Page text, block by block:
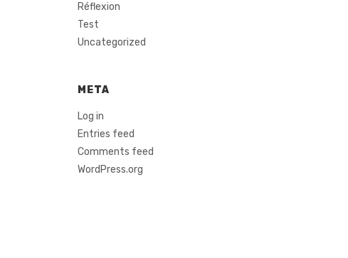
Réflexion
Test
Uncategorized
META
Log in
Entries feed
Comments feed
WordPress.org